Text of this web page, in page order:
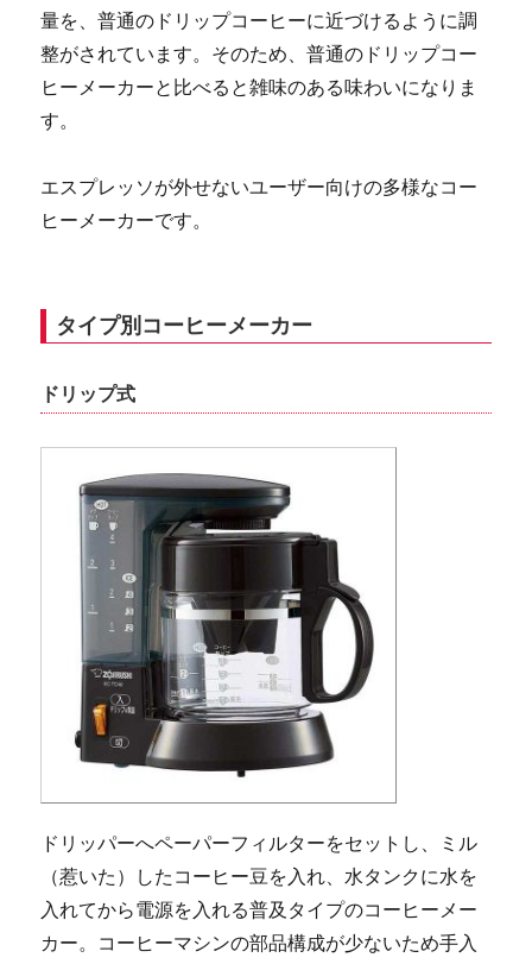
量を、普通のドリップコーヒーに近づけるように調
整がされています。そのため、普通のドリップコー
ヒーメーカーと比べると雑味のある味わいになりま
す。
エスプレッソが外せないユーザー向けの多様なコー
ヒーメーカーです。
タイプ別コーヒーメーカー
ドリップ式
ドリッパーへペーパーフィルターをセットし、ミル
（惹いた）したコーヒー豆を入れ、水タンクに水を
入れてから電源を入れる普及タイプのコーヒーメー
カー。コーヒーマシンの部品構成が少ないため手入